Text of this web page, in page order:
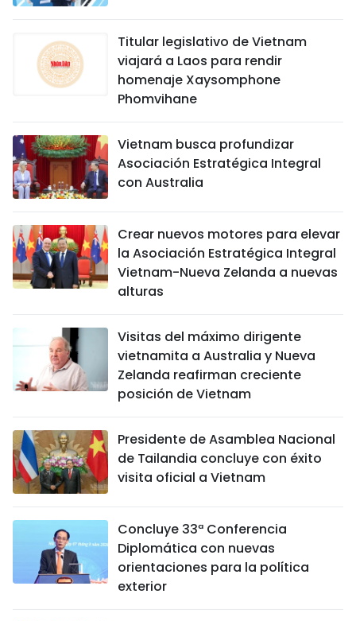
Titular legislativo de Vietnam
viajará a Laos para rendir
homenaje Xaysomphone
Phomvihane
Vietnam busca profundizar
Asociación Estratégica Integral
con Australia
Crear nuevos motores para elevar
la Asociación Estratégica Integral
Vietnam-Nueva Zelanda a nuevas
alturas
Visitas del máximo dirigente
vietnamita a Australia y Nueva
Zelanda reafirman creciente
posición de Vietnam
Presidente de Asamblea Nacional
de Tailandia concluye con éxito
visita oficial a Vietnam
Concluye 33ª Conferencia
Diplomática con nuevas
orientaciones para la política
exterior